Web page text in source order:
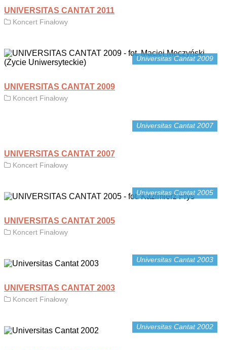
UNIVERSITAS CANTAT 2011
Koncert Finałowy
Universitas Cantat 2009
UNIVERSITAS CANTAT 2009
Koncert Finałowy
Universitas Cantat 2007
UNIVERSITAS CANTAT 2007
Koncert Finałowy
Universitas Cantat 2005
UNIVERSITAS CANTAT 2005
Koncert Finałowy
Universitas Cantat 2003
UNIVERSITAS CANTAT 2003
Koncert Finałowy
Universitas Cantat 2002